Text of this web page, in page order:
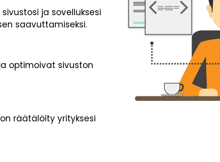
ja sovelluksesi
saavuttamiseksi.
optimoivat sivuston
räätälöity yrityksesi